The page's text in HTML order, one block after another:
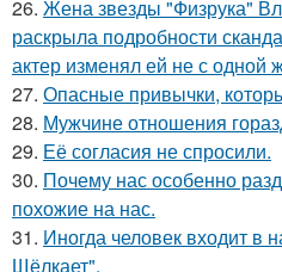
26. Жена звезды "Физрука"
раскрыла подробности
актер изменял ей не с одной
27. Опасные привычки,
28. Мужчине отношения
29. Её согласия не спросили.
30. Почему нас особенно
похожие на нас.
31. Иногда человек входит в
Щёлкает".